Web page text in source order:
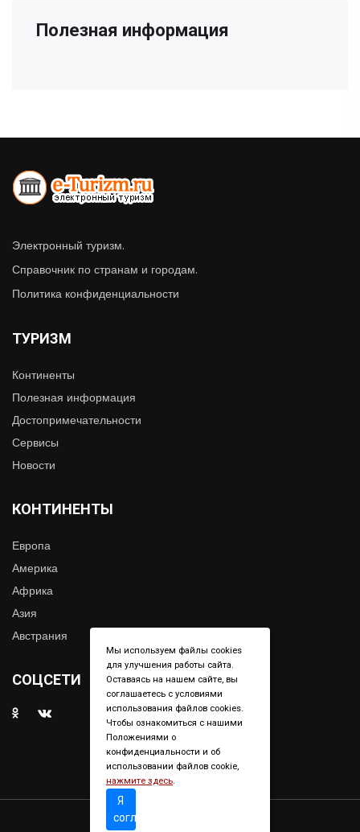
Полезная информация
Электронный туризм.
Справочник по странам и городам.
Политика конфиденциальности
ТУРИЗМ
Континенты
Полезная информация
Достопримечательности
Сервисы
Новости
КОНТИНЕНТЫ
Европа
Америка
Африка
Азия
Австрания
СОЦСЕТИ
Copyright © 2019. All right reserved
Мы используем файлы cookies
для улучшения работы сайта.
Оставаясь на нашем сайте, вы
соглашаетесь с условиями
использования файлов cookies.
Чтобы ознакомиться с нашими
Положениями о
конфиденциальности и об
использовании файлов cookie,
нажмите здесь.
Я
согласен